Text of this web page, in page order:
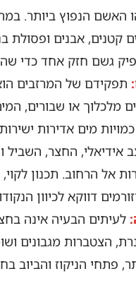
האשם הנפוץ ביותר.
קטנים, אבנים
גשם חזק אחד כדי
תפקידם של המרזבים
מלכלוך או שבורים,
כמויות מים אדירות
אידיאלי, החצר, השביל
אל הרחוב. תכנון
דווקא לכיוון
לעיתים הבעיה אינה
הצטברות מגבונים
פתחי הניקוז והביוב